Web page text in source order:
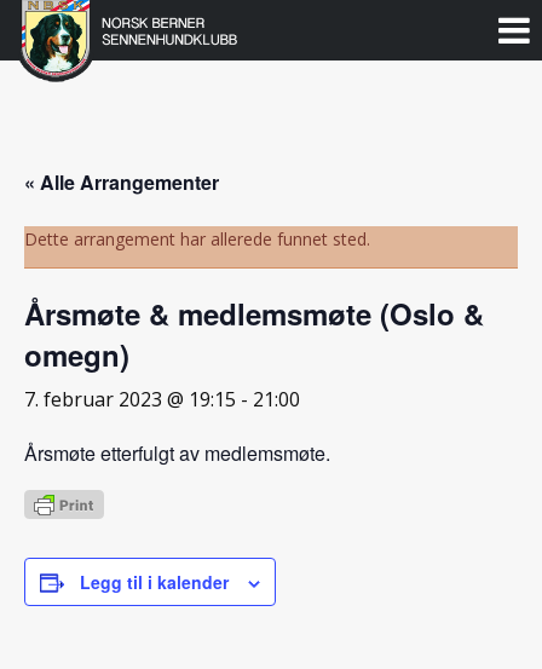
Gå
Norsk
Berner
« Alle Arrangementer
Dette arrangement har allerede funnet sted.
Årsmøte & medlemsmøte (Oslo &
omegn)
7. februar 2023 @ 19:15 - 21:00
Årsmøte etterfulgt av medlemsmøte.
Legg til i kalender